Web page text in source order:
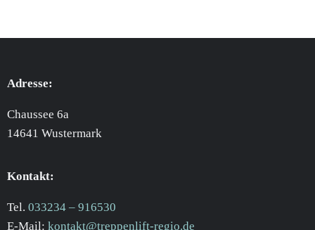
Adresse:
Chaussee 6a
14641 Wustermark
Kontakt:
Tel. 033234 – 916530
E-Mail: kontakt@treppenlift-regio.de